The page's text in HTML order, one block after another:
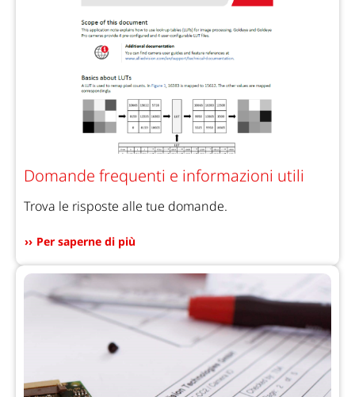
Domande frequenti e informazioni utili
Trova le risposte alle tue domande.
Per saperne di più